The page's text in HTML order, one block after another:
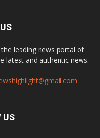
leading news portal of
latest and authentic news.
US